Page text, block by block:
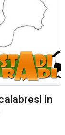
in